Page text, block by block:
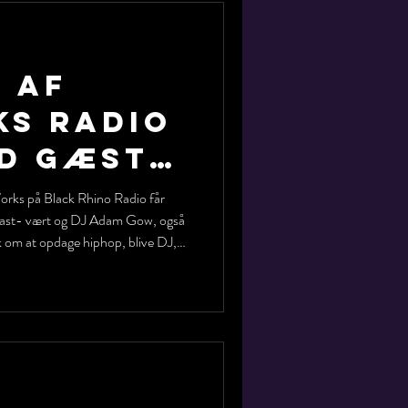
af
Radio
gæst
fra
på Black Rhino Radio får
vært og DJ Adam Gow, også
at opdage hiphop, blive DJ,